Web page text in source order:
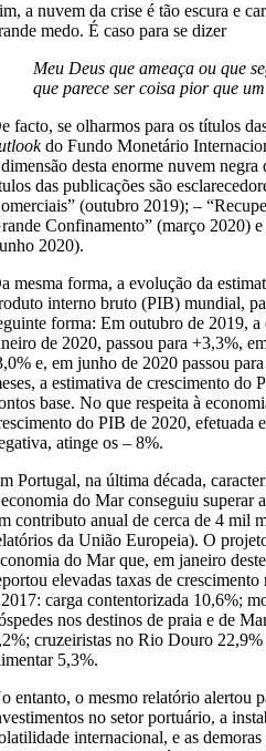
a nuvem da crise é tão escura e
medo. É caso para se dizer
Meu Deus que ameaça ou que
que parece ser coisa pior que
facto, se olharmos para os títulos
do Fundo Monetário
desta enorme nuvem
das publicações são
(outubro 2019); –
Confinamento” (março 2020)
2020).
mesma forma, a evolução da
interno bruto (PIB) mundial,
forma: Em outubro de 2019,
de 2020, passou para +3,3%,
e, em junho de 2020 passou
a estimativa de crescimento do
base. No que respeita à
do PIB de 2020, efetuada
atinge os – 8%.
Portugal, na última década,
do Mar conseguiu superar
contributo anual de cerca de 4 mil
da União Europeia). O
do Mar que, em janeiro
elevadas taxas de
carga contentorizada 10,6%;
nos destinos de praia e de
cruzeiristas no Rio Douro
5,3%.
entanto, o mesmo relatório alertou
no setor portuário, a
internacional, e as